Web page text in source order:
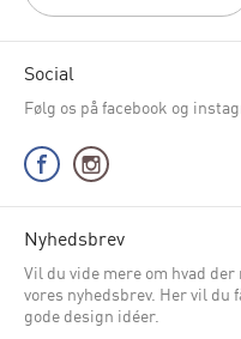
Social
Følg os på facebook og
Nyhedsbrev
Vil du vide mere om hvad
vores nyhedsbrev. Her vil
gode design idéer.